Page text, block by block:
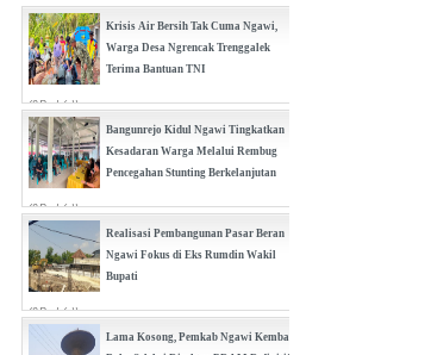
Krisis Air Bersih Tak Cuma Ngawi,
Warga Desa Ngrencak Trenggalek
Terima Bantuan TNI
(0 Reply(s))
Bangunrejo Kidul Ngawi Tingkatkan
Kesadaran Warga Melalui Rembug
Pencegahan Stunting Berkelanjutan
(0 Reply(s))
Realisasi Pembangunan Pasar Beran
Ngawi Fokus di Eks Rumdin Wakil
Bupati
(0 Reply(s))
Lama Kosong, Pemkab Ngawi Kembali